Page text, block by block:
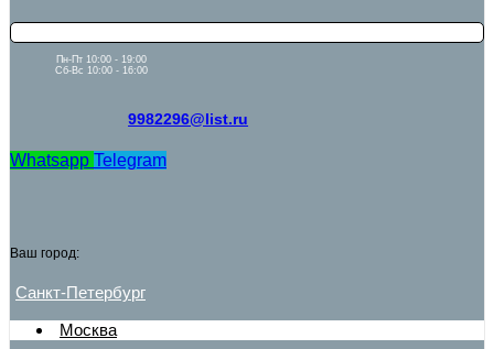
Пн-Пт 10:00 - 19:00
Сб-Вс 10:00 - 16:00
9982296@list.ru
Whatsapp Telegram
Ваш город:
Санкт-Петербург
Москва